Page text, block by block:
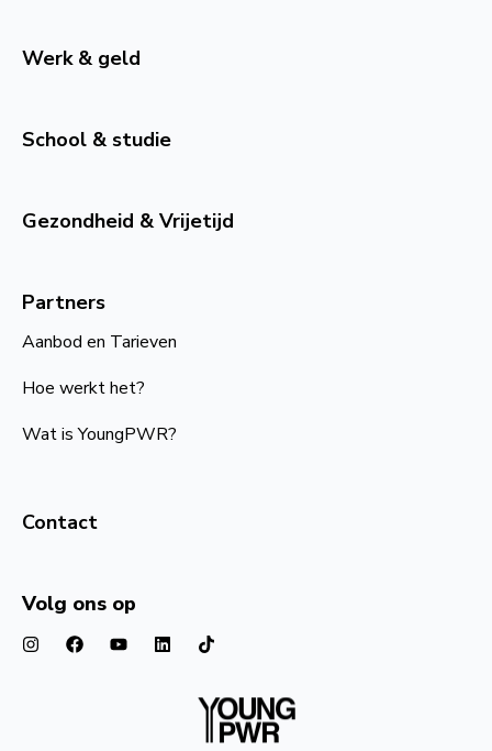
Werk & geld
School & studie
Gezondheid & Vrijetijd
Partners
Aanbod en Tarieven
Hoe werkt het?
Wat is YoungPWR?
Contact
Volg ons op